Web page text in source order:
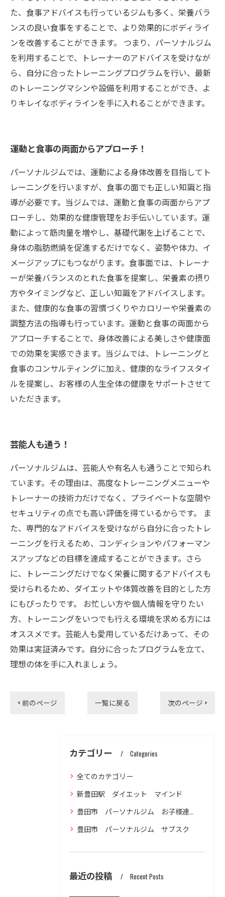
た、食事アドバイスも行っているジムも多く、栄養バラ
ンスの良い食事をすることで、より効果的にボディライ
ンを改善することができます。 つまり、パーソナルジム
を利用することで、トレーナーのアドバイスを受けなが
ら、自分に合ったトレーニングプログラムを行い、最新
のトレーニングマシンや設備を利用することができ、よ
りキレイなボディラインを手に入れることができます。
運動と食事の両面からアプローチ！
パーソナルジムでは、運動による身体改善を目指してト
レーニングを行いますが、食事の面でも正しい知識と指
導が必要です。当ジムでは、運動と食事の両面からアプ
ローチし、効果的な健康管理をお手伝いしています。運
動によって筋肉量を増やし、基礎代謝を上げることで、
身体の脂肪燃焼を促進するだけでなく、姿勢や体力、イ
メージアップにもつながります。食事面では、トレーナ
ーが栄養バランスのとれた食事を提案し、栄養素の摂り
方やタイミングなど、正しい知識をアドバイスします。
また、健康的な食事の習慣づくりやカロリーや栄養素の
調整方法の指導も行っています。運動と食事の両面から
アプローチすることで、身体改善による美しさや健康面
での効果を実感できます。当ジムでは、トレーニングと
食事のコンサルティングに加え、健康的なライフスタイ
ルを提案し、お客様の人生全体の健康をサポートさせて
いただきます。
芸能人も通う！
パーソナルジムは、芸能人や有名人も通うことで知られ
ています。その理由は、高度なトレーニングメニューや
トレーナーの技術力だけでなく、プライベートな空間や
セキュリティの点でも高い評価を得ているからです。 ま
た、専門的なアドバイスを受けながら自分に合ったトレ
ーニングを行えるため、コンディションやパフォーマン
スアップなどの目標を達成することができます。さら
に、トレーニングだけでなく栄養に関するアドバイスも
受けられるため、ダイエットや体質改善を目的とした方
にもぴったりです。 お忙しい方や個人情報を守りたい
方、トレーニングをいつでも行える環境を求める方には
オススメです。芸能人も愛用しているだけあって、その
効果は実証済みです。自分に合ったプログラムを立て、
理想の体を手に入れましょう。
< 前のページ 一覧に戻る 次のページ >
カテゴリー Categories
全てのカテゴリー
新豊田駅 ダイエット マインド
豊田市 パーソナルジム お子様連れ ダイエット
豊田市 パーソナルジム サブスク
最近の投稿 Recent Posts